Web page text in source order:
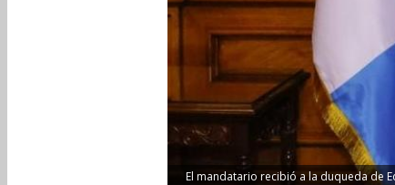
El mandatario recibió a la duqueda de